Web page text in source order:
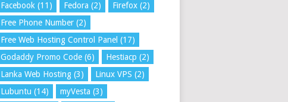
Facebook (11) Fedora (2) Firefox (2)
Free Phone Number (2)
Free Web Hosting Control Panel (17)
Godaddy Promo Code (6) Hestiacp (2)
Lanka Web Hosting (3) Linux VPS (2)
Lubuntu (14) myVesta (3)